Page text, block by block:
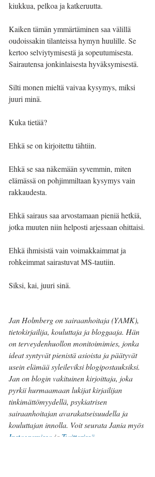
kiukkua, pelkoa ja katkeruutta.
Kaiken tämän ymmärtäminen saa välillä
oudoissakin tilanteissa hymyn huulille. Se
kertoo selviytymisestä ja sopeutumisesta.
Sairautensa jonkinlaisesta hyväksymisestä.
Silti monen mieltä vaivaa kysymys, miksi
juuri minä.
Kuka tietää?
Ehkä se on kirjoitettu tähtiin.
Ehkä se saa näkemään syvemmin, miten
elämässä on pohjimmiltaan kysymys vain
rakkaudesta.
Ehkä sairaus saa arvostamaan pieniä hetkiä,
jotka muuten niin helposti arjessaan ohittaisi.
Ehkä ihmisistä vain voimakkaimmat ja
rohkeimmat sairastuvat MS-tautiin.
Siksi, kai, juuri sinä.
Jan Holmberg on sairaanhoitaja (YAMK),
tietokirjailija, kouluttaja ja bloggaaja. Hän
on terveydenhuollon monitoimimies, jonka
ideat syntyvät pienistä asioista ja päätyvät
usein elämää syleileviksi blogipostauksiksi.
Jan on blogin vakituinen kirjoittaja, joka
pyrkii hurmaamaan lukijat kirjailijan
tinkimättömyydellä, psykiatrisen
sairaanhoitajan avarakatseisuudella ja
kouluttajan innolla. Voit seurata Jania myös
Instagramissa ja Twitterissä